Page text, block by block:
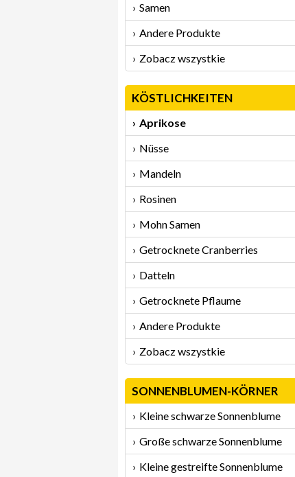
Samen
Andere Produkte
Zobacz wszystkie
KÖSTLICHKEITEN
Aprikose
Nüsse
Mandeln
Rosinen
Mohn Samen
Getrocknete Cranberries
Datteln
Getrocknete Pflaume
Andere Produkte
Zobacz wszystkie
SONNENBLUMEN-KÖRNER
Kleine schwarze Sonnenblume
Große schwarze Sonnenblume
Kleine gestreifte Sonnenblume